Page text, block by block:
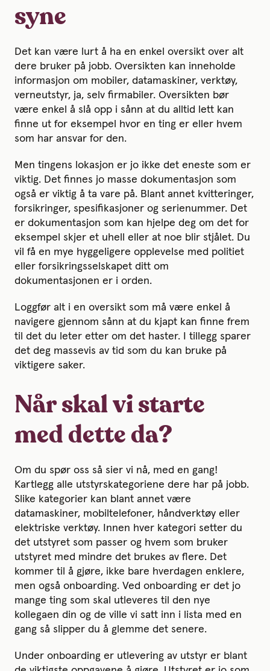
syne
Det kan være lurt å ha en enkel oversikt over alt
dere bruker på jobb. Oversikten kan inneholde
informasjon om mobiler, datamaskiner, verktøy,
verneutstyr, ja, selv firmabiler. Oversikten bør
være enkel å slå opp i sånn at du alltid lett kan
finne ut for eksempel hvor en ting er eller hvem
som har ansvar for den.
Men tingens lokasjon er jo ikke det eneste som er
viktig. Det finnes jo masse dokumentasjon som
også er viktig å ta vare på. Blant annet kvitteringer,
forsikringer, spesifikasjoner og serienummer. Det
er dokumentasjon som kan hjelpe deg om det for
eksempel skjer et uhell eller at noe blir stjålet. Du
vil få en mye hyggeligere opplevelse med politiet
eller forsikringsselskapet ditt om
dokumentasjonen er i orden.
Loggfør alt i en oversikt som må være enkel å
navigere gjennom sånn at du kjapt kan finne frem
til det du leter etter om det haster. I tillegg sparer
det deg massevis av tid som du kan bruke på
viktigere saker.
Når skal vi starte
med dette da?
Om du spør oss så sier vi nå, med en gang!
Kartlegg alle utstyrskategoriene dere har på jobb.
Slike kategorier kan blant annet være
datamaskiner, mobiltelefoner, håndverktøy eller
elektriske verktøy. Innen hver kategori setter du
det utstyret som passer og hvem som bruker
utstyret med mindre det brukes av flere. Det
kommer til å gjøre, ikke bare hverdagen enklere,
men også onboarding. Ved onboarding er det jo
mange ting som skal utleveres til den nye
kollegaen din og de ville vi satt inn i lista med en
gang så slipper du å glemme det senere.
Under onboarding er utlevering av utstyr er blant